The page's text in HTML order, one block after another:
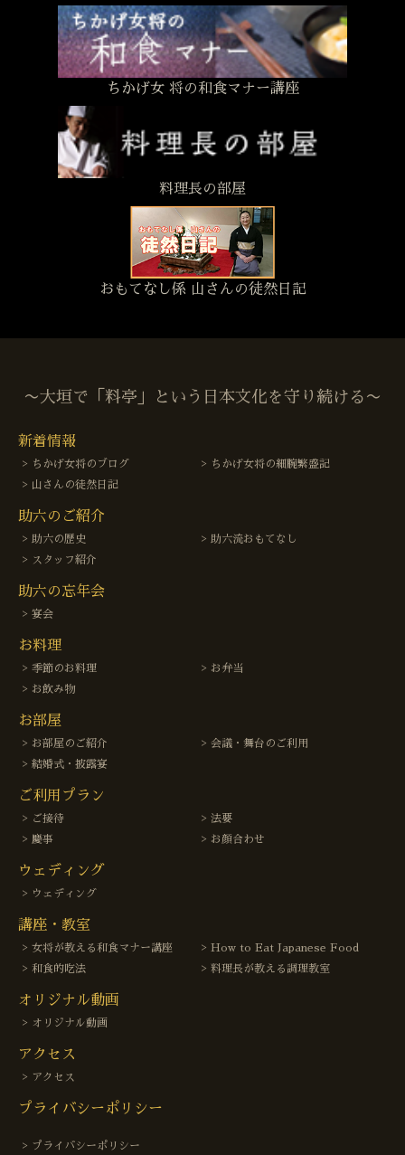
ちかげ女 将の和食マナー講座
料理長の部屋
おもてなし係 山さんの徒然日記
〜大垣で「料亭」という日本文化を守り続ける〜
新着情報
ちかげ女将のブログ
ちかげ女将の細腕繁盛記
山さんの徒然日記
助六のご紹介
助六の歴史
助六流おもてなし
スタッフ紹介
助六の忘年会
宴会
お料理
季節のお料理
お弁当
お飲み物
お部屋
お部屋のご紹介
会議・舞台のご利用
結婚式・披露宴
ご利用プラン
ご接待
法要
慶事
お顔合わせ
ウェディング
ウェディング
講座・教室
女将が教える和食マナー講座
How to Eat Japanese Food
和食的吃法
料理長が教える調理教室
オリジナル動画
オリジナル動画
アクセス
アクセス
プライバシーポリシー
プライバシーポリシー